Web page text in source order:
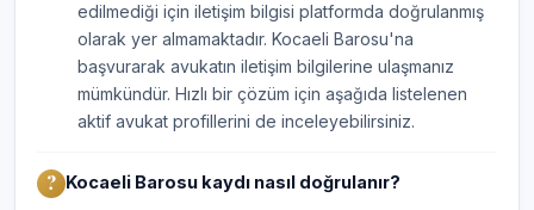
edilmediği için iletişim bilgisi platformda doğrulanmış
olarak yer almamaktadır. Kocaeli Barosu'na
başvurarak avukatın iletişim bilgilerine ulaşmanız
mümkündür. Hızlı bir çözüm için aşağıda listelenen
aktif avukat profillerini de inceleyebilirsiniz.
Kocaeli Barosu kaydı nasıl doğrulanır?